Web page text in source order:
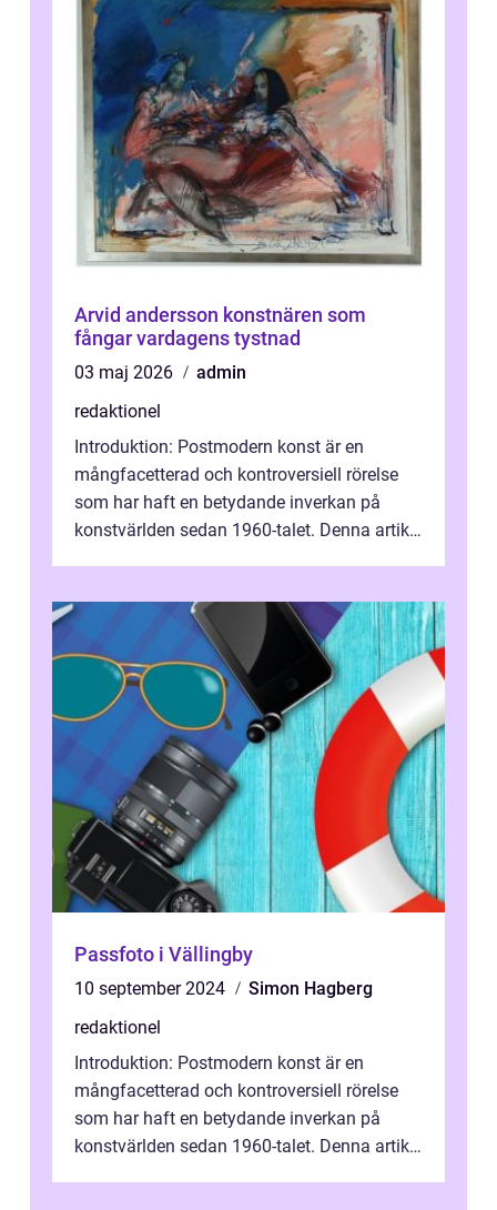
Arvid andersson konstnären som
fångar vardagens tystnad
03 maj 2026
admin
redaktionel
Introduktion: Postmodern konst är en
mångfacetterad och kontroversiell rörelse
som har haft en betydande inverkan på
konstvärlden sedan 1960-talet. Denna artikel
Passfoto i Vällingby
10 september 2024
Simon Hagberg
redaktionel
Introduktion: Postmodern konst är en
mångfacetterad och kontroversiell rörelse
som har haft en betydande inverkan på
konstvärlden sedan 1960-talet. Denna artikel